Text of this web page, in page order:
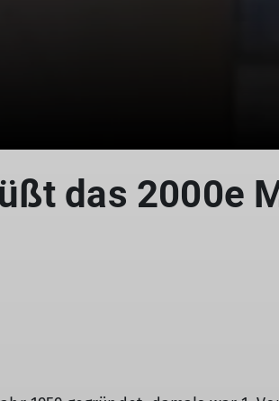
das 2000e